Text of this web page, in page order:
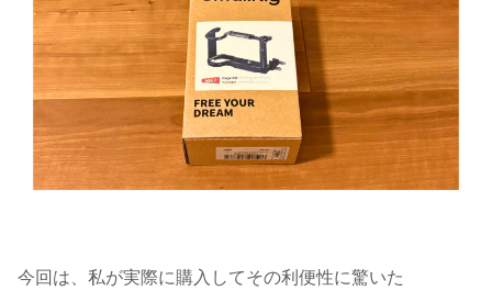
今回は、私が実際に購入してその利便性に驚いた